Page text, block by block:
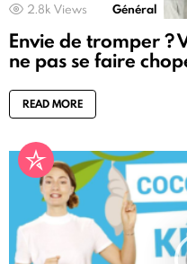
2.8k Views Général
Envie de tromper ?
ne pas se faire
READ MORE